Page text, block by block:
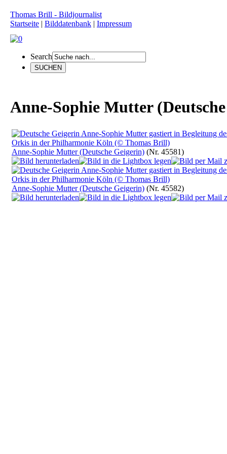
Thomas Brill - Bildjournalist
Startseite | Bilddatenbank | Impressum
Search
Anne-Sophie Mutter
Anne-Sophie Mutter (Deutsche Geigerin) (Nr. 45581)
Anne-Sophie Mutter (Deutsche Geigerin) (Nr. 45582)